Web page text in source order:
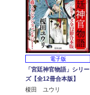
電子版
「宮廷神官物語」シリー
ズ【全12冊合本版】
榎田 ユウリ